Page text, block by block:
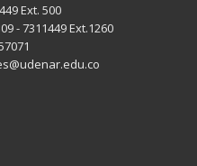
Ext. 500
- 7311449 Ext.1260